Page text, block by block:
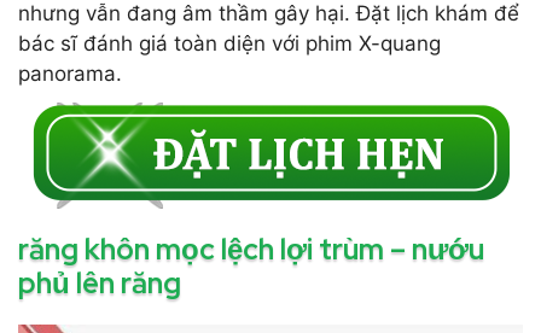
nhưng vẫn đang âm thầm gây hại. Đặt lịch khám để
bác sĩ đánh giá toàn diện với phim X-quang
panorama.
răng khôn mọc lệch lợi trùm – nướu
phủ lên răng